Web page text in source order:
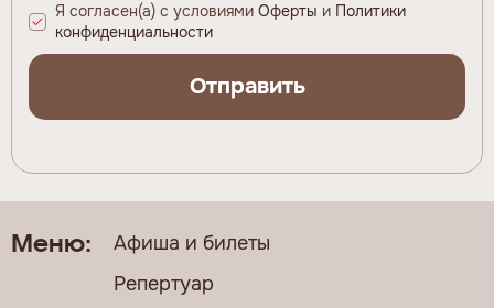
Я согласен(а) с условиями Оферты и Политики
конфиденциальности
Отправить
Меню:
Афиша и билеты
Репертуар